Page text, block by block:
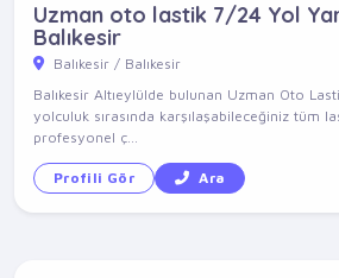
Uzman oto lastik 7/24 Yol
Balıkesir
Balıkesir / Balıkesir
Balıkesir Altıeylülde bulunan Uzman Oto
yolculuk sırasında karşılaşabileceğiniz tüm
profesyonel ç...
Profili Gör Ara